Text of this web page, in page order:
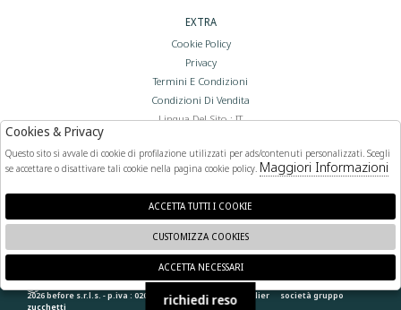
EXTRA
Cookie Policy
Privacy
Termini E Condizioni
Condizioni Di Vendita
Lingua Del Sito : IT
FOLLOW US
2026 before s.r.l.s. - p.iva : 02066400892 powered by atelier società gruppo
zucchetti
🍪
richiedi reso
Cookies & Privacy
Questo sito si avvale di cookie di profilazione utilizzati per ads/contenuti personalizzati. Scegli
se accettare o disattivare tali cookie nella pagina cookie policy. Maggiori Informazioni
ACCETTA TUTTI I COOKIE
CUSTOMIZZA COOKIES
ACCETTA NECESSARI